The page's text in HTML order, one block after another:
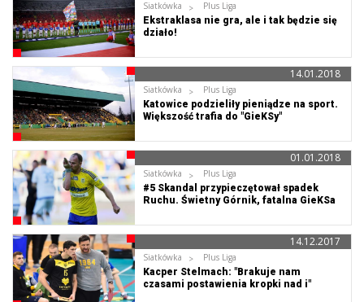
Siatkówka
Plus Liga
Ekstraklasa nie gra, ale i tak będzie się
działo!
Siatkówka
Plus Liga
Katowice podzieliły pieniądze na sport.
Większość trafia do "GieKSy"
14.01.2018
Siatkówka
Plus Liga
#5 Skandal przypieczętował spadek
Ruchu. Świetny Górnik, fatalna GieKSa
01.01.2018
Siatkówka
Plus Liga
Kacper Stelmach: "Brakuje nam
czasami postawienia kropki nad i"
14.12.2017